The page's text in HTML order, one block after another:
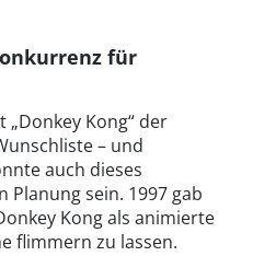
für
„Donkey Kong“ der
– und
auch dieses
Planung sein. 1997 gab
Kong als animierte
flimmern zu lassen.